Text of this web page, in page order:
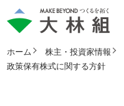
ホーム 株主・投資家情報
政策保有株式に関する方針